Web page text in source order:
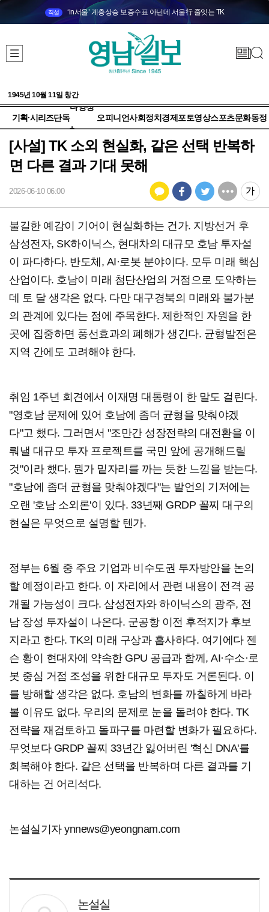
직설 ‘in서울’ 계층상승 보증수표 아닌데 서울行 줄잇는 TK
1945년 10월 11일 창간
기획·시리즈단독
다양성
+
오피니언사회정치 경제 포토영상스포츠문화동정
[사설] TK 소외 현실화, 같은 선택 반복하
면 다른 결과 기대 못해
2026-06-10 06:00
불길한 예감이 기어이 현실화하는 건가. 지방선거 후
삼성전자, SK하이닉스, 현대차의 대규모 호남 투자설
이 파다하다. 반도체, AI·로봇 분야이다. 모두 미래 핵심
산업이다. 호남이 미래 첨단산업의 거점으로 도약하는
데 토 달 생각은 없다. 다만 대구경북의 미래와 불가분
의 관계에 있다는 점에 주목한다. 제한적인 자원을 한
곳에 집중하면 풍선효과의 폐해가 생긴다. 균형발전은
지역 간에도 고려해야 한다.
취임 1주년 회견에서 이재명 대통령이 한 말도 걸린다.
"영호남 문제에 있어 호남에 좀더 균형을 맞춰야겠
다"고 했다. 그러면서 "조만간 성장전략의 대전환을 이
뤄낼 대규모 투자 프로젝트를 국민 앞에 공개해드릴
것"이라 했다. 뭔가 밑자리를 까는 듯한 느낌을 받는다.
"호남에 좀더 균형을 맞춰야겠다"는 발언의 기저에는
오랜 '호남 소외론'이 있다. 33년째 GRDP 꼴찌 대구의
현실은 무엇으로 설명할 텐가.
정부는 6월 중 주요 기업과 비수도권 투자방안을 논의
할 예정이라고 한다. 이 자리에서 관련 내용이 전격 공
개될 가능성이 크다. 삼성전자와 하이닉스의 광주, 전
남 장성 투자설이 나온다. 군공항 이전 후적지가 후보
지라고 한다. TK의 미래 구상과 흡사하다. 여기에다 젠
슨 황이 현대차에 약속한 GPU 공급과 함께, AI·수소·로
봇 중심 거점 조성을 위한 대규모 투자도 거론된다. 이
를 방해할 생각은 없다. 호남의 변화를 까칠하게 바라
볼 이유도 없다. 우리의 문제로 눈을 돌려야 한다. TK
전략을 재검토하고 돌파구를 마련할 변화가 필요하다.
무엇보다 GRDP 꼴찌 33년간 잃어버린 '혁신 DNA'를
회복해야 한다. 같은 선택을 반복하며 다른 결과를 기
대하는 건 어리석다.
논설실기자 ynnews@yeongnam.com
논설실